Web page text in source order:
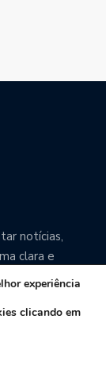
notícias,
clara e
oexperiência
clicando em